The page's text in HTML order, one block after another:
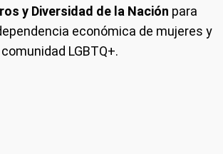
y Diversidad de la Nación para
económica de mujeres y
LGBTQ+.